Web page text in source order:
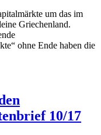
um das im
Griechenland.
ohne Ende haben die
10/17